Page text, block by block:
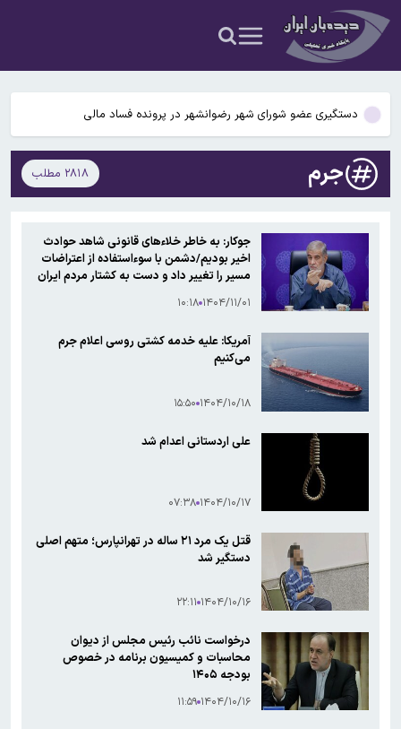
شیائومی
ستاره پرسپولیس به پیکان پیوست
نماینده مجلس: عاملان جنایات جنگی و کسانی که زیرساخت‌، رهبر و مردم
را هدف قرار دادند مجازات می کنیم
دستگیری عضو شورای شهر رضوانشهر در پرونده فساد مالی
حاجی‌دلیگانی، نماینده مجلس: مجلس اجازه تصویب کنوانسیون دریای
خزر را نمی‌دهد
ردمی ۱۷C ۵G معرفی شد/ نسخه تغییرنام‌یافته یک گوشی قدیمی‌تر
ستاره پرسپولیس به پیکان پیوست
نماینده مجلس: عاملان جنایات جنگی و کسانی که زیرساخت‌، رهبر و مردم
را هدف قرار دادند مجازات می کنیم
جرم ۲۸۱۸ مطلب
جوکار: به خاطر خلاءهای قانونی شاهد حوادث
اخیر بودیم/دشمن با سوءاستفاده از اعتراضات
مسیر را تغییر داد و دست به کشتار مردم ایران
۱۴۰۴/۱۱/۰۱ ۱۰:۱۸
آمریکا: علیه خدمه کشتی روسی اعلام جرم
می‌کنیم
۱۴۰۴/۱۰/۱۸ ۱۵:۵۰
علی اردستانی اعدام شد
۱۴۰۴/۱۰/۱۷ ۰۷:۳۸
قتل یک مرد ۲۱ ساله در تهرانپارس؛ متهم اصلی
دستگیر شد
۱۴۰۴/۱۰/۱۶ ۲۲:۱۱
درخواست نائب رئیس مجلس از دیوان
محاسبات و کمیسیون برنامه در خصوص
بودجه ۱۴۰۵
۱۴۰۴/۱۰/۱۶ ۱۱:۵۹